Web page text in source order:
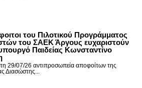
του Πιλοτικού Προγράμματος
του ΣΑΕΚ Άργους ευχαριστούν
Παιδείας Κωνσταντίνο
29/07/26 αντιπροσωπεία αποφοίτων της
Διασώστης...